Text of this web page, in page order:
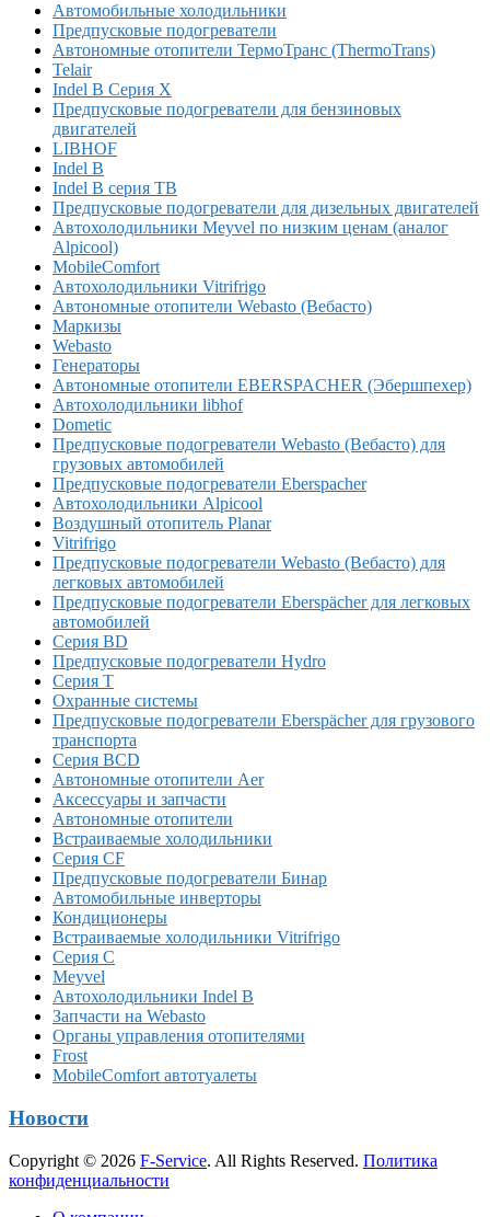
Автомобильные холодильники
Предпусковые подогреватели
Автономные отопители ТермоТранс (ThermoTrans)
Telair
Indel B Серия X
Предпусковые подогреватели для бензиновых
двигателей
LIBHOF
Indel B
Indel B серия TB
Предпусковые подогреватели для дизельных двигателей
Автохолодильники Meyvel по низким ценам (аналог
Alpicool)
MobileComfort
Автохолодильники Vitrifrigo
Автономные отопители Webasto (Вебасто)
Маркизы
Webasto
Генераторы
Автономные отопители EBERSPACHER (Эбершпехер)
Автохолодильники libhof
Dometic
Предпусковые подогреватели Webasto (Вебасто) для
грузовых автомобилей
Предпусковые подогреватели Eberspacher
Автохолодильники Alpicool
Воздушный отопитель Planar
Vitrifrigo
Предпусковые подогреватели Webasto (Вебасто) для
легковых автомобилей
Предпусковые подогреватели Eberspächer для легковых
автомобилей
Серия BD
Предпусковые подогреватели Hydro
Серия T
Охранные системы
Предпусковые подогреватели Eberspächer для грузового
транспорта
Серия BCD
Автономные отопители Аer
Аксессуары и запчасти
Автономные отопители
Встраиваемые холодильники
Серия CF
Предпусковые подогреватели Бинар
Автомобильные инверторы
Кондиционеры
Встраиваемые холодильники Vitrifrigo
Серия C
Meyvel
Автохолодильники Indel B
Запчасти на Webasto
Органы управления отопителями
Frost
MobileComfort автотуалеты
Новости
Copyright © 2026 F-Service. All Rights Reserved. Политика
конфиденциальности